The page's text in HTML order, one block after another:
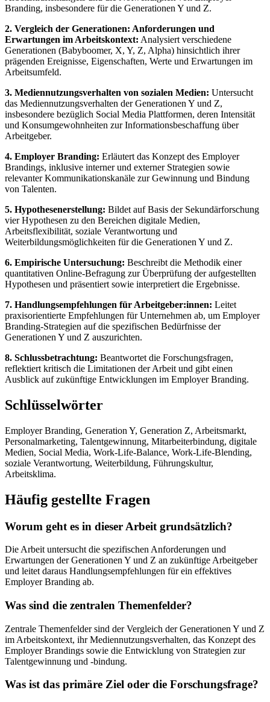
Branding, insbesondere für die Generationen Y und Z.
2. Vergleich der Generationen: Anforderungen und
Erwartungen im Arbeitskontext: Analysiert verschiedene
Generationen (Babyboomer, X, Y, Z, Alpha) hinsichtlich ihrer
prägenden Ereignisse, Eigenschaften, Werte und Erwartungen im
Arbeitsumfeld.
3. Mediennutzungsverhalten von sozialen Medien: Untersucht
das Mediennutzungsverhalten der Generationen Y und Z,
insbesondere bezüglich Social Media Plattformen, deren Intensität
und Konsumgewohnheiten zur Informationsbeschaffung über
Arbeitgeber.
4. Employer Branding: Erläutert das Konzept des Employer
Brandings, inklusive interner und externer Strategien sowie
relevanter Kommunikationskanäle zur Gewinnung und Bindung
von Talenten.
5. Hypothesenerstellung: Bildet auf Basis der Sekundärforschung
vier Hypothesen zu den Bereichen digitale Medien,
Arbeitsflexibilität, soziale Verantwortung und
Weiterbildungsmöglichkeiten für die Generationen Y und Z.
6. Empirische Untersuchung: Beschreibt die Methodik einer
quantitativen Online-Befragung zur Überprüfung der aufgestellten
Hypothesen und präsentiert sowie interpretiert die Ergebnisse.
7. Handlungsempfehlungen für Arbeitgeber:innen: Leitet
praxisorientierte Empfehlungen für Unternehmen ab, um Employer
Branding-Strategien auf die spezifischen Bedürfnisse der
Generationen Y und Z auszurichten.
8. Schlussbetrachtung: Beantwortet die Forschungsfragen,
reflektiert kritisch die Limitationen der Arbeit und gibt einen
Ausblick auf zukünftige Entwicklungen im Employer Branding.
Schlüsselwörter
Employer Branding, Generation Y, Generation Z, Arbeitsmarkt,
Personalmarketing, Talentgewinnung, Mitarbeiterbindung, digitale
Medien, Social Media, Work-Life-Balance, Work-Life-Blending,
soziale Verantwortung, Weiterbildung, Führungskultur,
Arbeitsklima.
Häufig gestellte Fragen
Worum geht es in dieser Arbeit grundsätzlich?
Die Arbeit untersucht die spezifischen Anforderungen und
Erwartungen der Generationen Y und Z an zukünftige Arbeitgeber
und leitet daraus Handlungsempfehlungen für ein effektives
Employer Branding ab.
Was sind die zentralen Themenfelder?
Zentrale Themenfelder sind der Vergleich der Generationen Y und Z
im Arbeitskontext, ihr Mediennutzungsverhalten, das Konzept des
Employer Brandings sowie die Entwicklung von Strategien zur
Talentgewinnung und -bindung.
Was ist das primäre Ziel oder die Forschungsfrage?